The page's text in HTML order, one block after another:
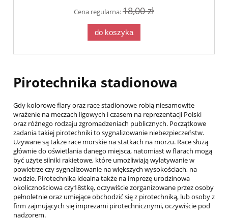
Cena regularna:18,00 zł
do koszyka
Pirotechnika stadionowa
Gdy kolorowe flary oraz race stadionowe robią niesamowite
wrażenie na meczach ligowych i czasem na reprezentacji Polski
oraz różnego rodzaju zgromadzeniach publicznych. Początkowe
zadania takiej pirotechniki to sygnalizowanie niebezpieczeństw.
Używane są także race morskie na statkach na morzu. Race służą
głównie do oświetlania danego miejsca, natomiast w flarach mogą
być użyte silniki rakietowe, które umożliwiają wylatywanie w
powietrze czy sygnalizowanie na większych wysokościach, na
wodzie. Pirotechnika idealna także na imprezę urodzinowa
okolicznościowa czy18stkę, oczywiście zorganizowane przez osoby
pełnoletnie oraz umiejące obchodzić się z pirotechniką, lub osoby z
firm zajmujących się imprezami pirotechnicznymi, oczywiście pod
nadzorem.